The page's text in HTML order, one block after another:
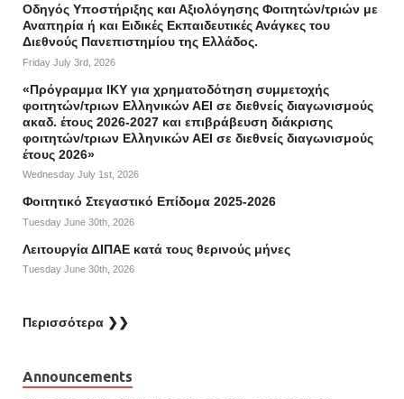
Οδηγός Υποστήριξης και Αξιολόγησης Φοιτητών/τριών με
Αναπηρία ή και Ειδικές Εκπαιδευτικές Ανάγκες του
Διεθνούς Πανεπιστημίου της Ελλάδος.
Friday July 3rd, 2026
«Πρόγραμμα ΙΚΥ για χρηματοδότηση συμμετοχής
φοιτητών/τριων Ελληνικών ΑΕΙ σε διεθνείς διαγωνισμούς
ακαδ. έτους 2026-2027 και επιβράβευση διάκρισης
φοιτητών/τριων Ελληνικών ΑΕΙ σε διεθνείς διαγωνισμούς
έτους 2026»
Wednesday July 1st, 2026
Φοιτητικό Στεγαστικό Επίδομα 2025-2026
Tuesday June 30th, 2026
Λειτουργία ΔΙΠΑΕ κατά τους θερινούς μήνες
Tuesday June 30th, 2026
Περισσότερα ❯❯
Announcements